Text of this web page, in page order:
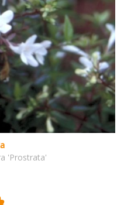
'Prostrata'